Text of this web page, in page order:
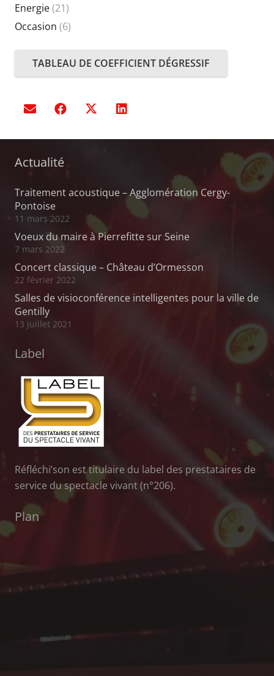
Energie(21)
Occasion (6)
TABLEAU DE COEFFICIENT DÉGRESSIF
Actualité
Traitement acoustique – Agglomération Cergy-
Pontoise
11 mars 2022
Voeux du maire à Pierrefitte sur Seine
7 mars 2022
Concert classique – Château d’Ormesson
22 février 2022
Salles de visioconférence intelligentes pour la ville de
Gentilly
13 juillet 2021
Label
Réfléchi’son est titulaire du label des prestataires de
service du spectacle vivant (n°206).
Plan